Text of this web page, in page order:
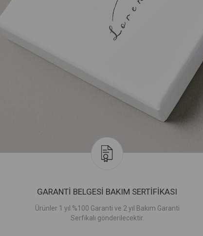
GARANTİ BELGESİ BAKIM SERTİFİKASI
Ürünler 1 yıl %100 Garanti ve 2 yıl Bakım Garanti
Serfikalı gönderilecektir.